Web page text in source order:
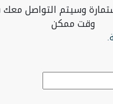
وسيتم التواصل
وقت ممكن